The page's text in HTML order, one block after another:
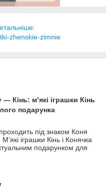
zhenskie-zimnie
Кінь: м’які іграшки Кінь
подарунка
під знаком Коня
іграшки Кінь і Конячка
подарунком для